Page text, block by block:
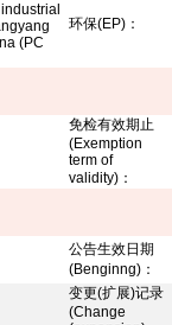
(PC
环保(EP) ：
免检有效期止
(Exemption
term of
validity) ：
公告生效日期
(Benginng) ：
变更(扩展)记录
(Change